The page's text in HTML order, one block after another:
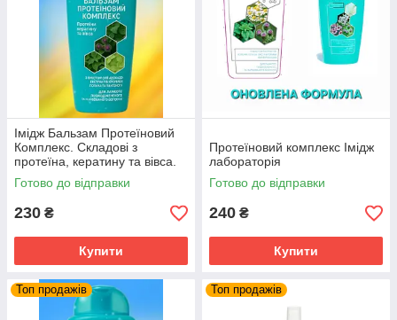
Імідж Бальзам Протеїновий
Комплекс. Складові з
протеїна, кератину та вівса.
Імідж Лабораторія
Готово до відправки
230 ₴
Купити
Протеїновий комплекс Імідж
лабораторія
Готово до відправки
240 ₴
Купити
Топ продажів Топ продажів